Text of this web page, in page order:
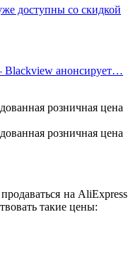
доступны со скидкой
Blackview анонсирует…
розничная цена
розничная цена
на AliExpress
такие цены: